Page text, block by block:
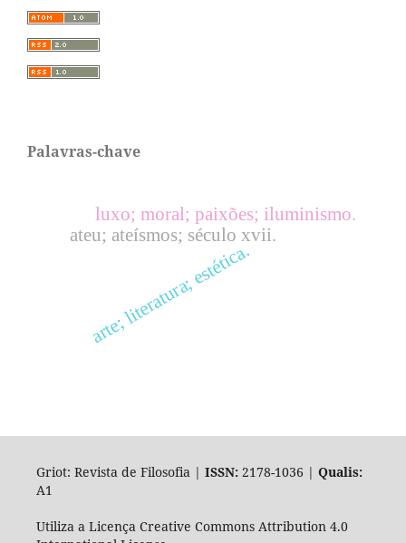
Palavras-chave
arte; literatura; estética.
ateu; ateísmos; século xvii.
luxo; moral; paixões; iluminismo.
Griot: Revista de Filosofia | ISSN:2178-1036 | Qualis:
A1
Utiliza a Licença Creative Commons Attribution 4.0